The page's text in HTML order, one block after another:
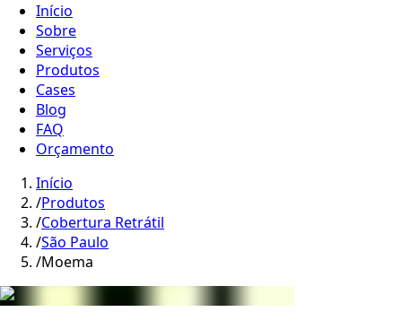
Início
Sobre
Serviços
Produtos
Cases
Blog
FAQ
Orçamento
Início
/Produtos
/Cobertura Retrátil
/São Paulo
/Moema